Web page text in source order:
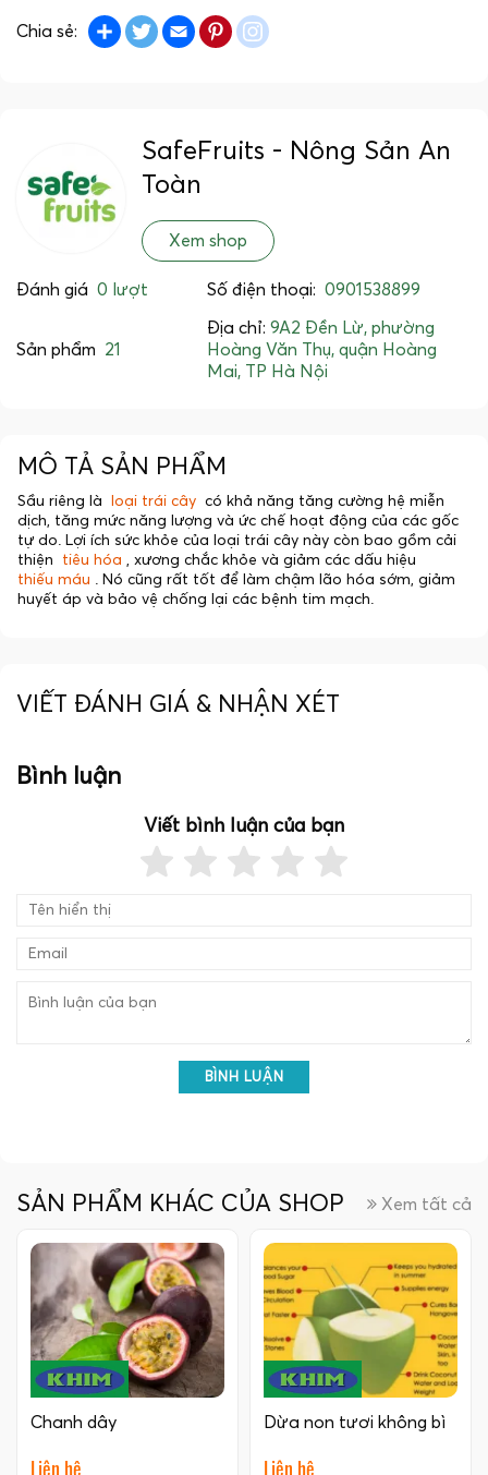
Chia sẻ: Share TwitterEmail Pinterest
SafeFruits - Nông Sản An
Toàn
Xem shop
Đánh giá 0 lượt Số điện thoại: 0901538899
Sản phẩm 21
Địa chỉ: 9A2 Đền Lừ, phường
Hoàng Văn Thụ, quận Hoàng
Mai, TP Hà Nội
MÔ TẢ SẢN PHẨM
Sầu riêng là loại trái cây có khả năng tăng cường hệ miễn
dịch, tăng mức năng lượng và ức chế hoạt động của các gốc
tự do. Lợi ích sức khỏe của loại trái cây này còn bao gồm cải
thiện tiêu hóa , xương chắc khỏe và giảm các dấu hiệu
thiếu máu . Nó cũng rất tốt để làm chậm lão hóa sớm, giảm
huyết áp và bảo vệ chống lại các bệnh tim mạch.
VIẾT ĐÁNH GIÁ & NHẬN XÉT
Bình luận
Viết bình luận của bạn
BÌNH LUẬN
SẢN PHẨM KHÁC CỦA SHOP Xem tất cả
Chanh dây
Liên hệ
Dừa non tươi không bì
Liên hệ